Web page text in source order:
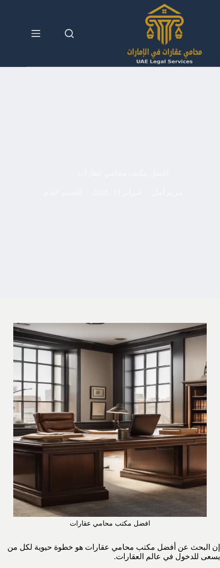
افضل مكتب محامي عقارات
إن البحث عن أفضل مكتب محامي عقارات هو خطوة حيوية لكل من
يسعى للدخول في عالم العقارات.